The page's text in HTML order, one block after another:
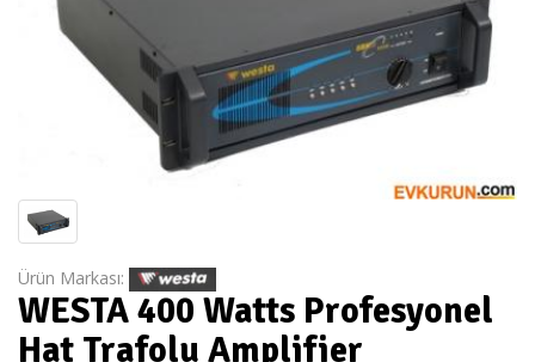
Ürün Markası:
WESTA 400 Watts Profesyonel
Hat Trafolu Amplifier